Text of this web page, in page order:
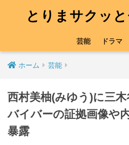
とりまサクッ
芸能 ドラマ
ホーム 芸能
西村美柚(みゆう)に三木
バイバーの証拠画像や
暴露